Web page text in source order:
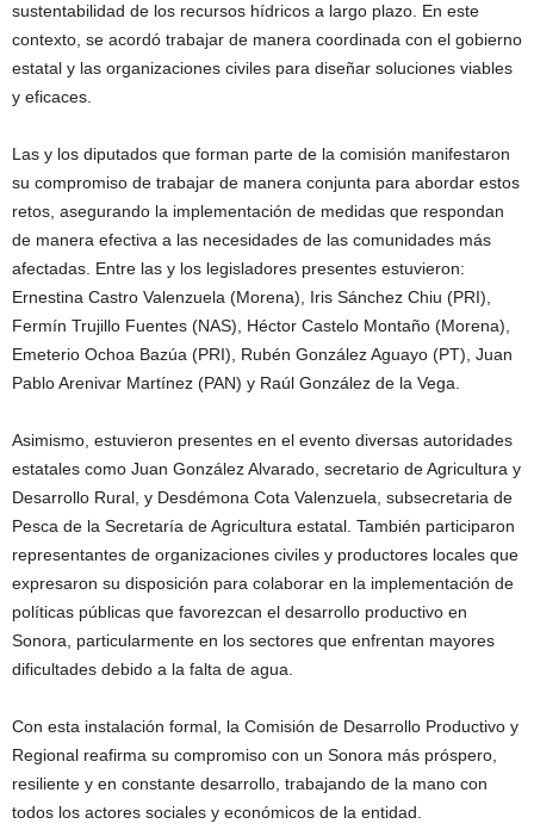
sustentabilidad de los recursos hídricos a largo plazo. En este
contexto, se acordó trabajar de manera coordinada con el gobierno
estatal y las organizaciones civiles para diseñar soluciones viables
y eficaces.
Las y los diputados que forman parte de la comisión manifestaron
su compromiso de trabajar de manera conjunta para abordar estos
retos, asegurando la implementación de medidas que respondan
de manera efectiva a las necesidades de las comunidades más
afectadas. Entre las y los legisladores presentes estuvieron:
Ernestina Castro Valenzuela (Morena), Iris Sánchez Chiu (PRI),
Fermín Trujillo Fuentes (NAS), Héctor Castelo Montaño (Morena),
Emeterio Ochoa Bazúa (PRI), Rubén González Aguayo (PT), Juan
Pablo Arenivar Martínez (PAN) y Raúl González de la Vega.
Asimismo, estuvieron presentes en el evento diversas autoridades
estatales como Juan González Alvarado, secretario de Agricultura y
Desarrollo Rural, y Desdémona Cota Valenzuela, subsecretaria de
Pesca de la Secretaría de Agricultura estatal. También participaron
representantes de organizaciones civiles y productores locales que
expresaron su disposición para colaborar en la implementación de
políticas públicas que favorezcan el desarrollo productivo en
Sonora, particularmente en los sectores que enfrentan mayores
dificultades debido a la falta de agua.
Con esta instalación formal, la Comisión de Desarrollo Productivo y
Regional reafirma su compromiso con un Sonora más próspero,
resiliente y en constante desarrollo, trabajando de la mano con
todos los actores sociales y económicos de la entidad.